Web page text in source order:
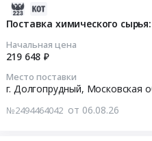
Поставка химического
Начальная цена
219 648 ₽
Место поставки
г. Долгопрудный, Московская
№2494464042 от 06.08.26